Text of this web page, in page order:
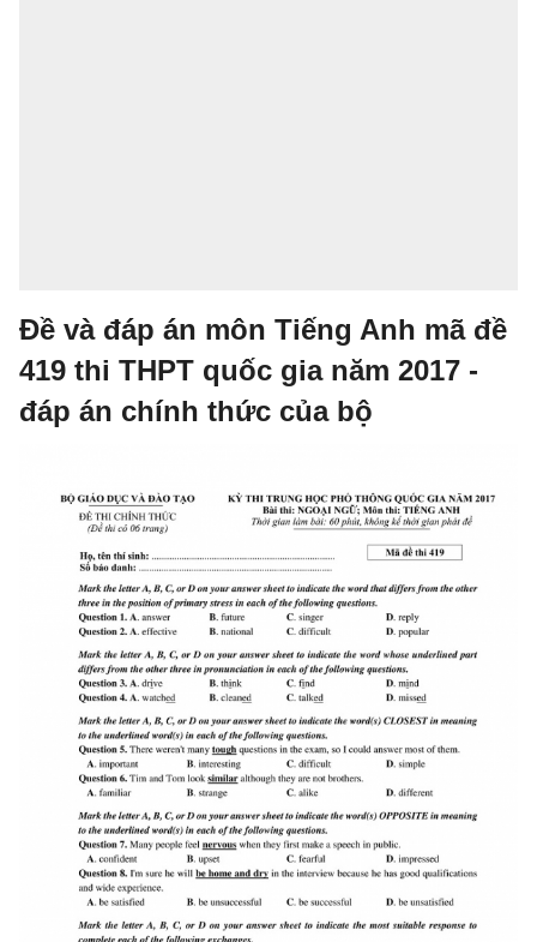
Đề và đáp án môn Tiếng Anh mã đề
419 thi THPT quốc gia năm 2017 -
đáp án chính thức của bộ